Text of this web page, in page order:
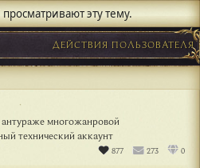
эту тему.
ДЕЙСТВИЯ ПОЛЬЗОВАТЕЛЯ
многожанровой
технический аккаунт
877 273 0